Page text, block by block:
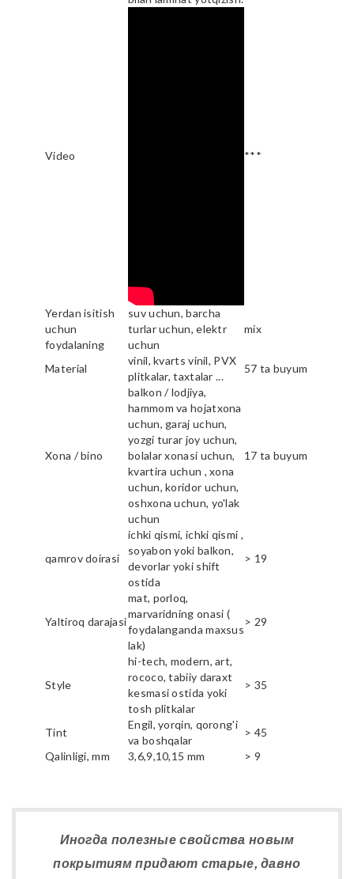
Video ***
Yerdan isitish
uchun
foydalaning
suv uchun, barcha
turlar uchun, elektr
uchun
mix
Material
vinil, kvarts vinil, PVX
plitkalar, taxtalar ...
57 ta buyum
Xona / bino
balkon / lodjiya,
hammom va hojatxona
uchun, garaj uchun,
yozgi turar joy uchun,
bolalar xonasi uchun,
kvartira uchun , xona
uchun, koridor uchun,
oshxona uchun, yo'lak
uchun
17 ta buyum
qamrov doirasi
ichki qismi, ichki qismi ,
soyabon yoki balkon,
devorlar yoki shift
ostida
> 19
Yaltiroq darajasi
mat, porloq,
marvaridning onasi (
foydalanganda maxsus
lak)
> 29
Style
hi-tech, modern, art,
rococo, tabiiy daraxt
kesmasi ostida yoki
tosh plitkalar
> 35
Tint
Engil, yorqin, qorong'i
va boshqalar
> 45
Qalinligi, mm
3,6,9,10,15 mm > 9
Иногда полезные свойства новым
покрытиям придают старые, давно